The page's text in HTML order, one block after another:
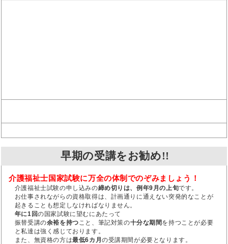
早期の受講をお勧め!!
介護福祉士国家試験に万全の体制でのぞみましょう！
介護福祉士試験の申し込みの締め切りは、例年9月の上旬です。
お仕事されながらの資格取得は、計画通りに通えない突発的なことが
起きることも想定しなければなりません。
年に1回の国家試験に望むにあたって
振替受講の余裕を持つ こと、筆記対策の十分な期間を持つことが必要
と私達は強く感じております。
また、無資格の方は最低6カ月の受講期間が必要となります。